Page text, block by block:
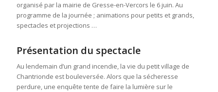
organisé par la mairie de Gresse-en-Vercors le 6 juin. Au
programme de la journée ; animations pour petits et grands,
spectacles et projections …
Présentation du spectacle
Au lendemain d’un grand incendie, la vie du petit village de
Chantrionde est bouleversée. Alors que la sécheresse
perdure, une enquête tente de faire la lumière sur le